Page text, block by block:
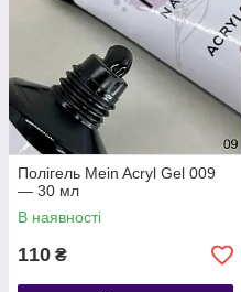
Полігель Mein Acryl Gel 009
— 30 мл
В наявності
110 ₴